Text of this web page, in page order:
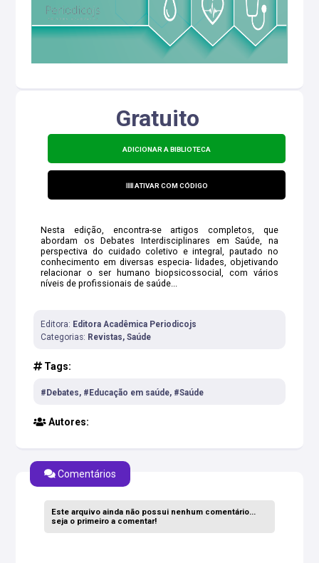
Gratuito
ADICIONAR A BIBLIOTECA
ATIVAR COM CÓDIGO
Nesta edição, encontra-se artigos completos, que
abordam os Debates Interdisciplinares em Saúde, na
perspectiva do cuidado coletivo e integral, pautado no
conhecimento em diversas especia- lidades, objetivando
relacionar o ser humano biopsicossocial, com vários
níveis de profissionais de saúde...
Editora: Editora Acadêmica Periodicojs
Categorias: Revistas, Saúde
Tags:
#Debates, #Educação em saúde, #Saúde
Autores:
Comentários
Este arquivo ainda não possui nenhum comentário...
seja o primeiro a comentar!